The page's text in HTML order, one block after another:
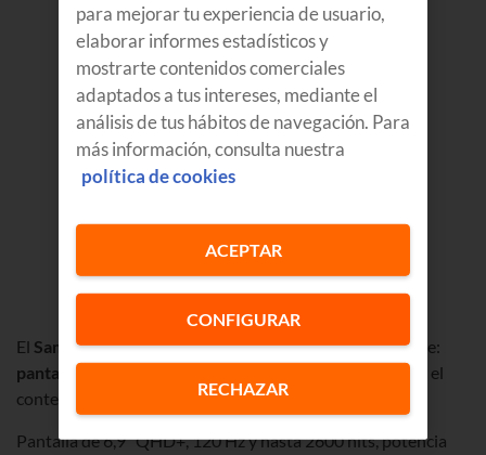
El Samsung Galaxy S26 Ultrallega con una función clave:
pantalla de privacidad
, que hace que solo tú puedas ver el
contenido de tu pantalla, incluso en lugares públicos.
Pantalla de 6,9” QHD+, 120 Hz y hasta 2600 nits, potencia
para mejorar tu experiencia de usuario,
elaborar informes estadísticos y
mostrarte contenidos comerciales
adaptados a tus intereses, mediante el
análisis de tus hábitos de navegación. Para
más información, consulta nuestra
política de cookies
CONFIGURAR
RECHAZAR
ACEPTAR